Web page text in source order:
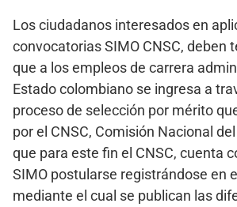
Los ciudadanos interesados en
convocatorias SIMO CNSC, deben
que a los empleos de carrera
Estado colombiano se ingresa a
proceso de selección por mérito
por el CNSC, Comisión Nacional
que para este fin el CNSC, cuenta
SIMO postularse registrándose en
mediante el cual se publican las